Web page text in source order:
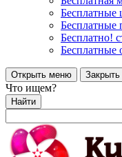
Бесплатные
Бесплатные
Бесплатно!
Бесплатные
Открыть меню
Что ищем?
Найти